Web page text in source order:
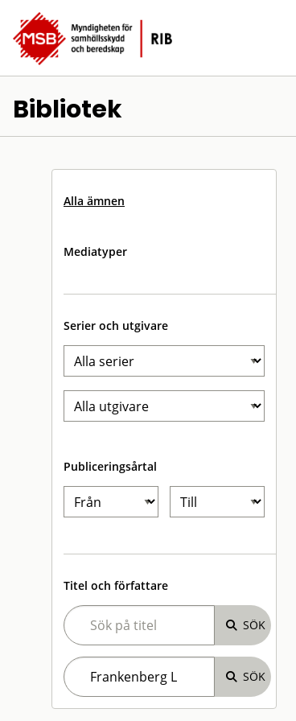
Bibliotek
Alla ämnen
Mediatyper
Serier och utgivare
Publiceringsårtal
Titel och författare